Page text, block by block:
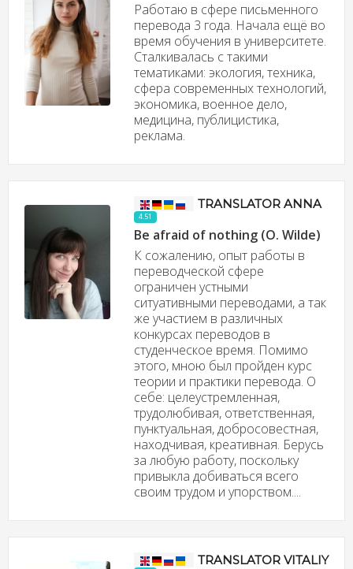
Работаю в сфере письменного
перевода 3 года. Начала ещё во
время обучения в университете.
Сталкивалась с такими
тематиками: экология, техника,
сфера современных технологий,
экономика, военное дело,
медицина, публицистика,
реклама.
TRANSLATOR ANNA
4.51
Be afraid of nothing (O. Wilde)
К сожалению, опыт работы в
переводческой сфере
ограничен устными
ситуативными переводами, а так
же участием в различных
конкурсах переводов в
студенческое время. Помимо
этого, мною был пройден курс
теории и практики перевода. О
себе: целеустремленная,
трудолюбивая, ответственная,
пунктуальная, добросовестная,
находчивая, креативная. Берусь
за любую работу, поскольку
привыкла добиваться всего
своим трудом и упорством....
TRANSLATOR VITALIY